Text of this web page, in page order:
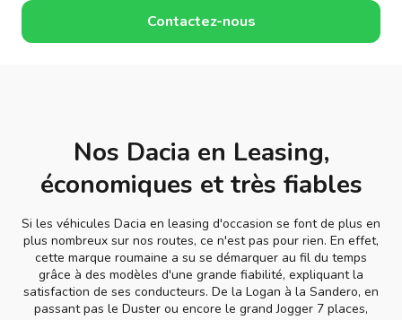
Contactez-nous
Nos Dacia en Leasing,
économiques et très fiables
Si les véhicules Dacia en leasing d'occasion se font de plus en
plus nombreux sur nos routes, ce n'est pas pour rien. En effet,
cette marque roumaine a su se démarquer au fil du temps
grâce à des modèles d'une grande fiabilité, expliquant la
satisfaction de ses conducteurs. De la Logan à la Sandero, en
passant pas le Duster ou encore le grand Jogger 7 places,